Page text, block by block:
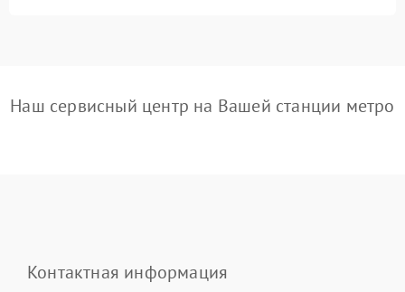
Наш сервисный центр на Вашей станции метро
Контактная информация